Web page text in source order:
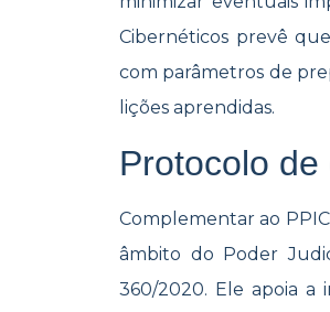
Cibernéticos prevê
com parâmetros de
lições aprendidas.
Protocolo
Complementar ao
âmbito do Poder
360/2020. Ele apoia a